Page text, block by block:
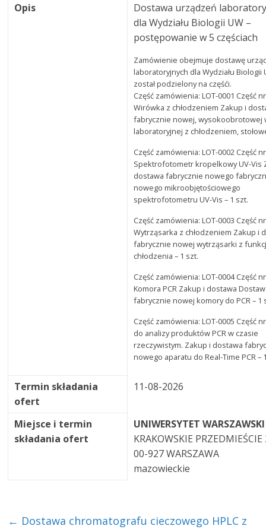
Opis
Dostawa urządzeń
dla Wydziału Biologii UW –
postępowanie w 5 częściach
Zamówienie obejmuje dostawę
laboratoryjnych dla Wydziału Biologii
został podzielony na częśći.
Część zamówienia: LOT-0001 Część
Wirówka z chłodzeniem Zakup i
fabrycznie nowej, wysokoobrotowej
laboratoryjnej z chłodzeniem,
Część zamówienia: LOT-0002 Część
Spektrofotometr kropelkowy UV-Vis
dostawa fabrycznie nowego
nowego mikroobjętościowego
spektrofotometru UV-Vis – 1 szt.
Część zamówienia: LOT-0003 Część
Wytrząsarka z chłodzeniem Zakup i
fabrycznie nowej wytrząsarki z
chłodzenia – 1 szt.
Część zamówienia: LOT-0004 Część
Komora PCR Zakup i dostawa
fabrycznie nowej komory do PCR – 1
Część zamówienia: LOT-0005 Część
do analizy produktów PCR w czasie
rzeczywistym. Zakup i dostawa
nowego aparatu do Real-Time PCR –
Termin składania
ofert
11-08-2026
Miejsce i termin
składania ofert
UNIWERSYTET WARSZAWSKI
KRAKOWSKIE
00-927 WARSZAWA
mazowieckie
← Dostawa chromatografu cieczowego HPLC z